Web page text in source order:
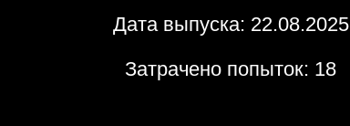
Дата выпуска: 22.08.2025
Затрачено попыток: 18